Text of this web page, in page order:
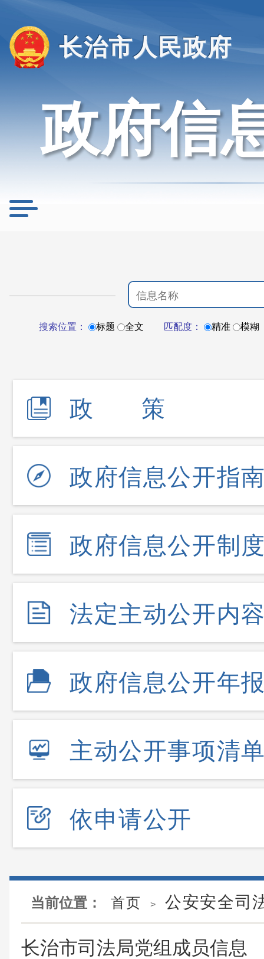
长治市人民政府
政府信
搜索位置： 标题 全文 匹配度： 精准 模糊
政策
政府信息公开指
政府信息公开制
法定主动公开内
政府信息公开年
主动公开事项清
依申请公开
当前位置： 首页 > 公安安全司
长治市司法局党组成员信息